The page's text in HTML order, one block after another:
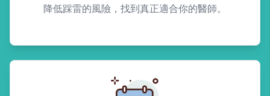
降低踩雷的風險，找到真正適合你的醫師。